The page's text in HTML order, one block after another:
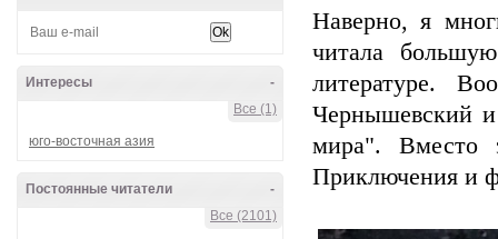
-
Интересы
Все (1)
юго-восточная азия
-
Постоянные читатели
Все (2101)
Наверно, я
читала
литературе.
Чернышевский
мира". Вместо
Приключения и